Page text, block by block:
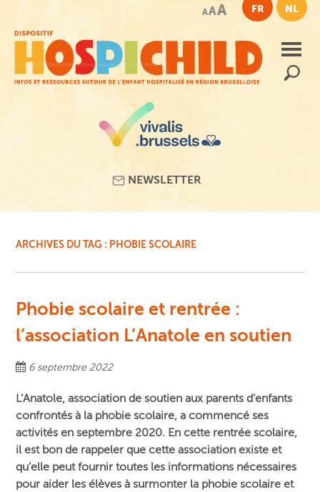
contenu
principal
AAA FR NL
NEWSLETTER
ARCHIVES DU TAG : PHOBIE SCOLAIRE
Phobie scolaire et rentrée :
l’association L’Anatole en soutien
6 septembre 2022
L’Anatole, association de soutien aux parents d’enfants
confrontés à la phobie scolaire, a commencé ses
activités en septembre 2020. En cette rentrée scolaire,
il est bon de rappeler que cette association existe et
qu’elle peut fournir toutes les informations nécessaires
pour aider les élèves à surmonter la phobie scolaire et